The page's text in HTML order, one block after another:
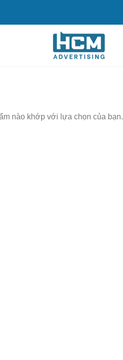
nào khớp với lựa chọn của bạn.